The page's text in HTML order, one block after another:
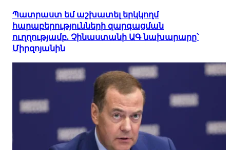
Պատրաստ եմ աշխատել երկկողմ
հարաբերությունների զարգացման
ուղղությամբ. Չինաստանի ԱԳ նախարարը՝
Միրզոյանին